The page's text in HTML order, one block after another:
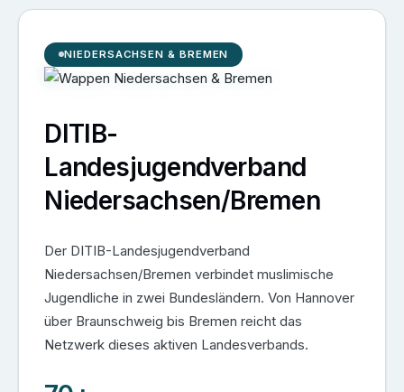
NIEDERSACHSEN & BREMEN
DITIB-
Landesjugendverband
Niedersachsen/Bremen
Der DITIB-Landesjugendverband
Niedersachsen/Bremen verbindet muslimische
Jugendliche in zwei Bundesländern. Von Hannover
über Braunschweig bis Bremen reicht das
Netzwerk dieses aktiven Landesverbands.